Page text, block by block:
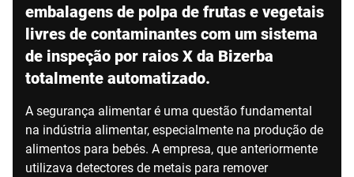
embalagens de polpa de frutas e vegetais
livres de contaminantes com um sistema
de inspeção por raios X da Bizerba
totalmente automatizado.
A segurança alimentar é uma questão fundamental
na indústria alimentar, especialmente na produção de
alimentos para bebés. A empresa, que anteriormente
utilizava detectores de metais para remover